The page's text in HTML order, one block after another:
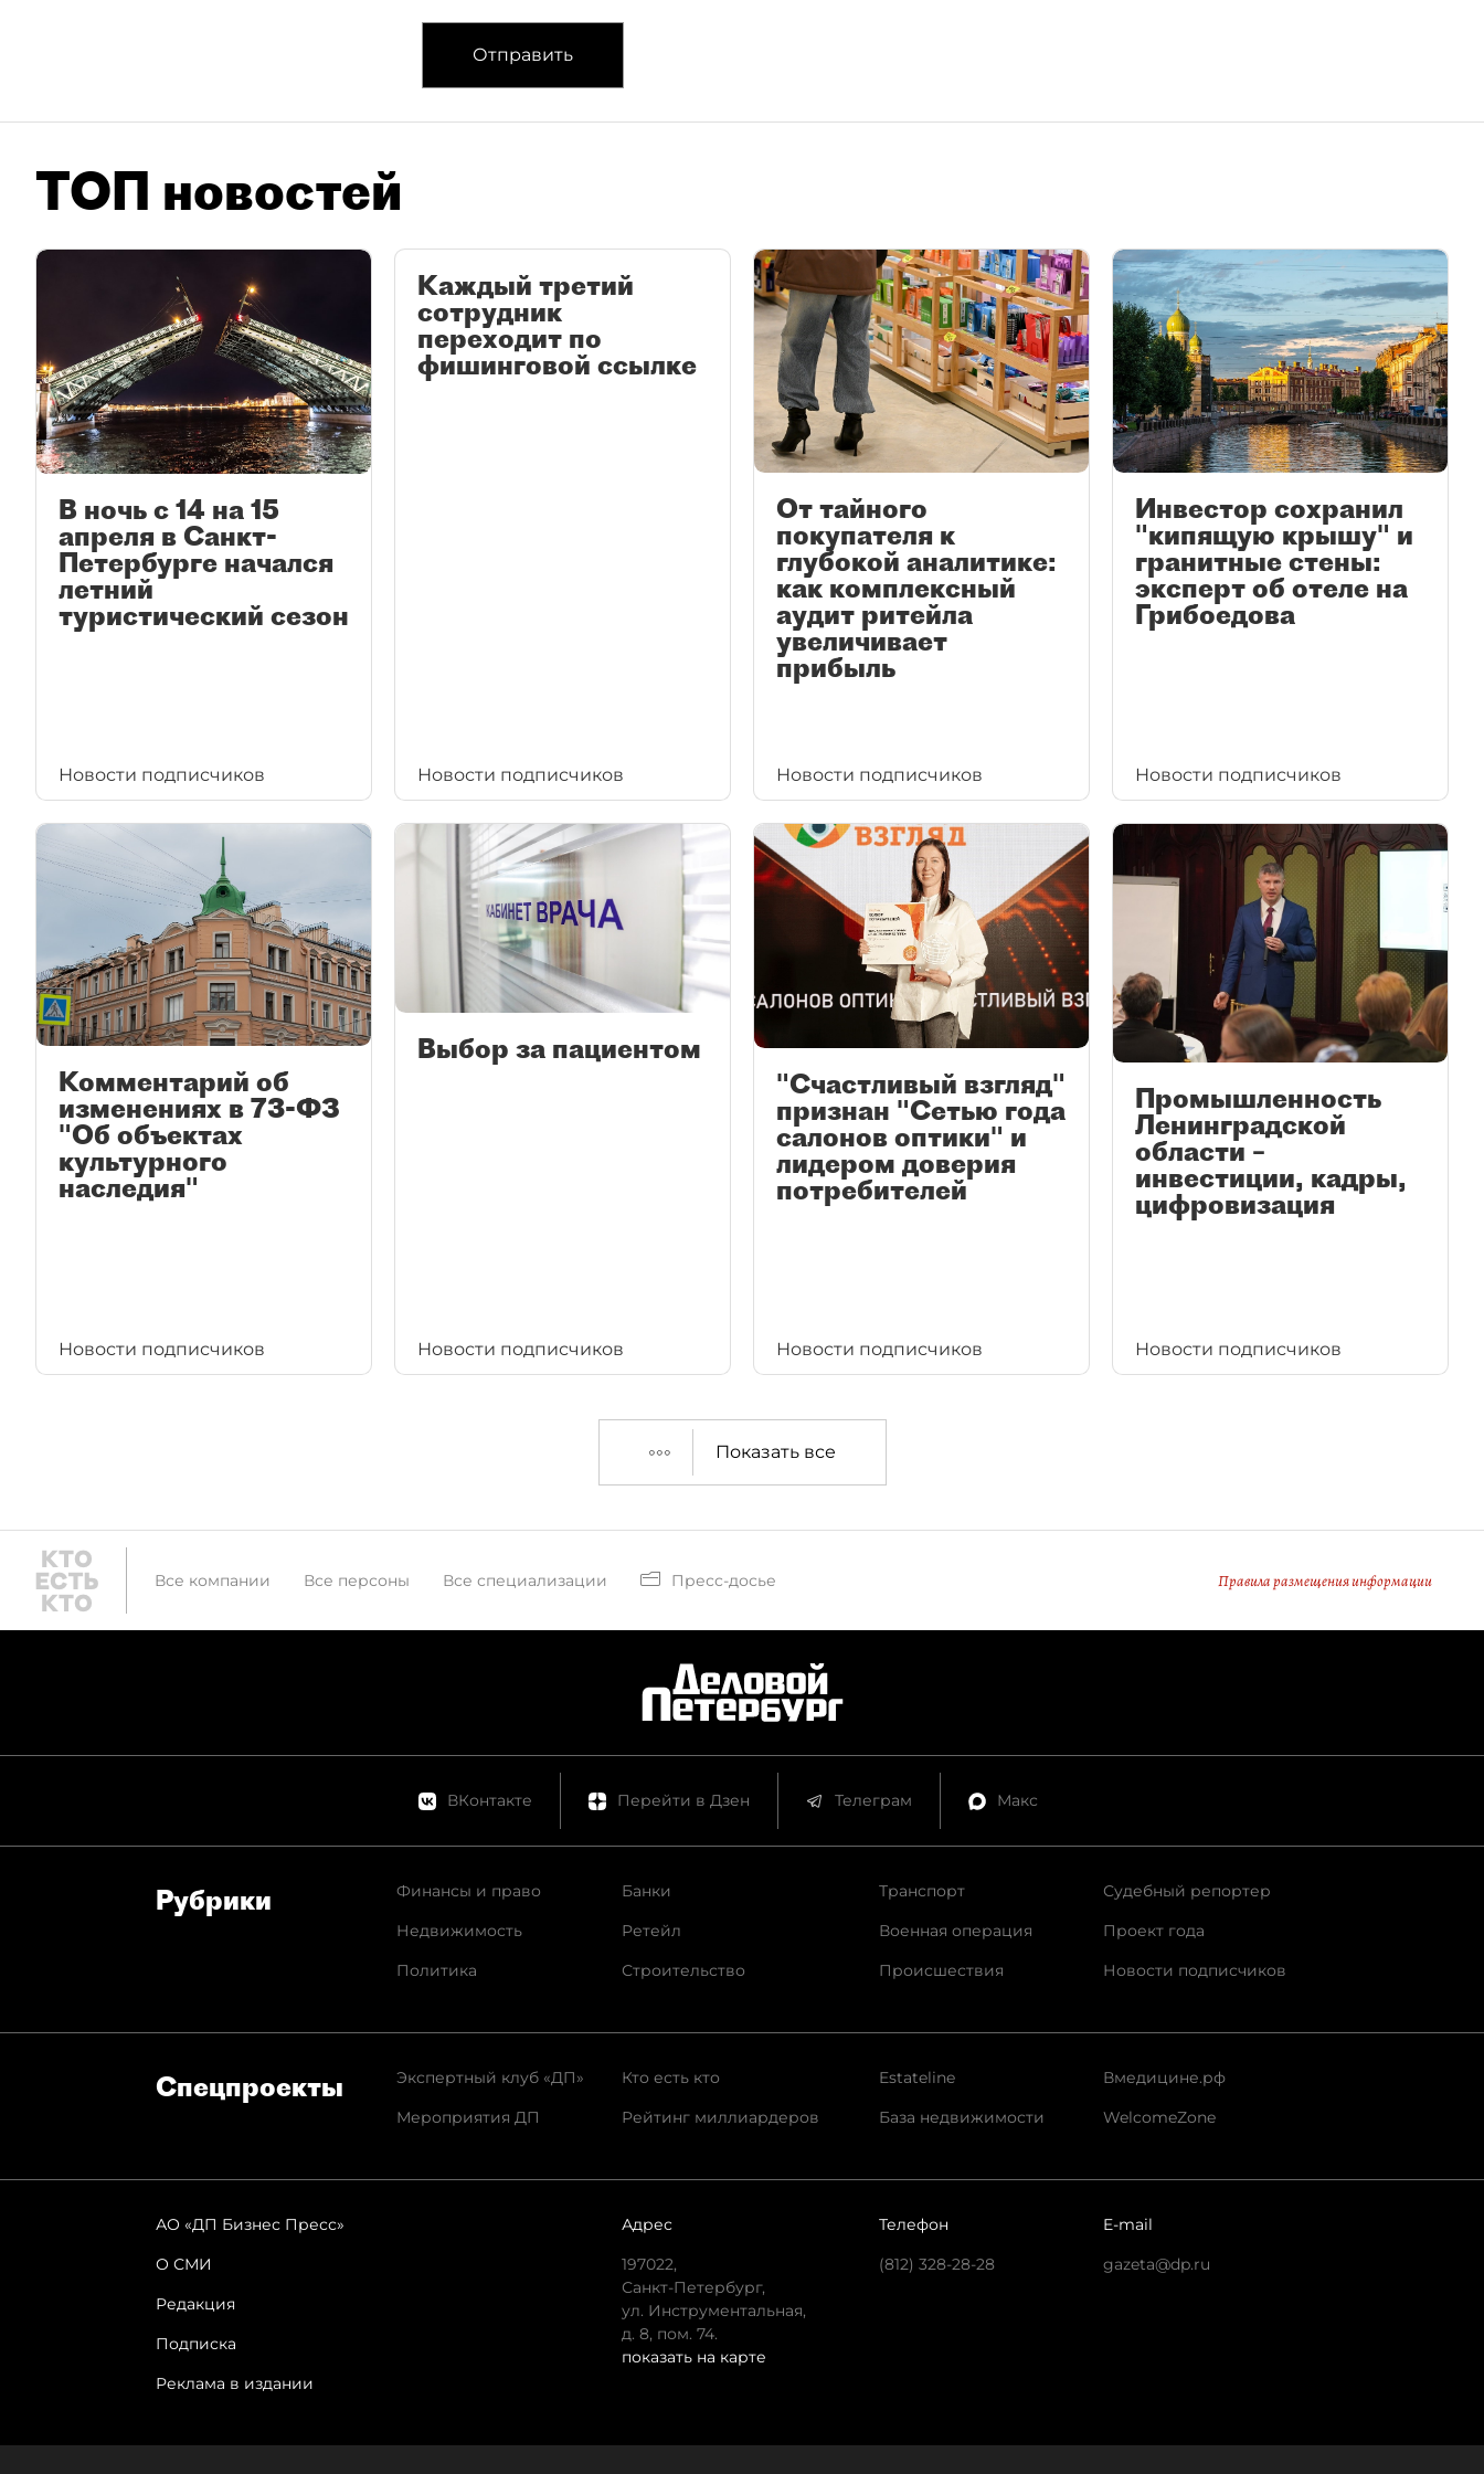
Отправить
ТОП новостей
В ночь с 14 на 15
апреля в Санкт-
Петербурге начался
летний
туристический сезон
Новости подписчиков
Каждый третий
сотрудник
переходит по
фишинговой ссылке
Новости подписчиков
От тайного
покупателя к
глубокой аналитике:
как комплексный
аудит ритейла
увеличивает
прибыль
Новости подписчиков
Инвестор сохранил
"кипящую крышу" и
гранитные стены:
эксперт об отеле на
Грибоедова
Новости подписчиков
Комментарий об
изменениях в 73-ФЗ
"Об объектах
культурного
наследия"
Новости подписчиков
Выбор за пациентом
Новости подписчиков
"Счастливый взгляд"
признан "Сетью года
салонов оптики" и
лидером доверия
потребителей
Новости подписчиков
Промышленность
Ленинградской
области –
инвестиции, кадры,
цифровизация
Новости подписчиков
Показать все
Все компании Все персоны Все специализации Пресс-досье Правила размещения информации
ВКонтакте Перейти в Дзен Телеграм Макс
Рубрики
Финансы и право
Недвижимость
Политика
Банки
Ретейл
Строительство
Транспорт
Военная операция
Происшествия
Судебный репортер
Проект года
Новости подписчиков
Спец­проекты
Экспертный клуб «ДП»
Мероприятия ДП
Кто есть кто
Рейтинг миллиардеров
Estateline
База недвижимости
Вмедицине.рф
WelcomeZone
АО «ДП Бизнес Пресс»
О СМИ
Редакция
Подписка
Реклама в издании
Адрес
197022,
Санкт-Петербург,
ул. Инструментальная,
д. 8, пом. 74.
показать на карте
Телефон
(812) 328-28-28
E-mail
gazeta@dp.ru